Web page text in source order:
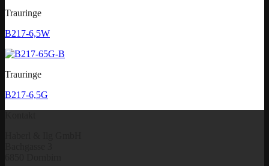
Trauringe
B217-6,5W
Trauringe
B217-6,5G